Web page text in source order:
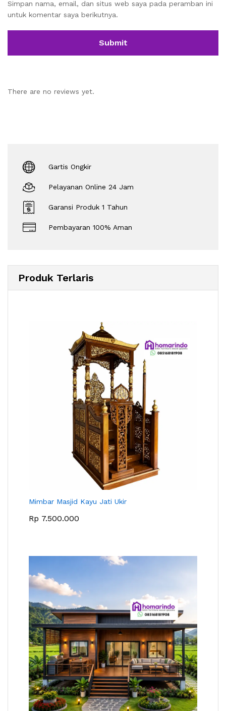
Simpan nama, email, dan situs web saya pada peramban ini
untuk komentar saya berikutnya.
There are no reviews yet.
Gartis Ongkir
Pelayanan Online 24 Jam
Garansi Produk 1 Tahun
Pembayaran 100% Aman
Produk Terlaris
Mimbar Masjid Kayu Jati Ukir
Rp 7.500.000